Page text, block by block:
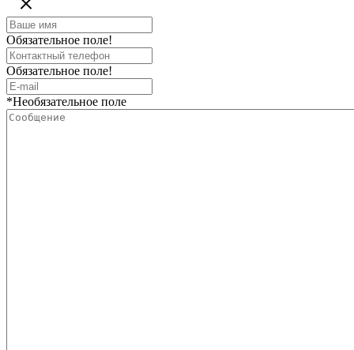
Обязательное поле!
Обязательное поле!
*Необязательное поле